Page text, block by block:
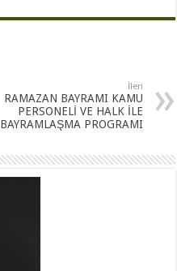
İleri
RAMAZAN BAYRAMI KAMU
PERSONELİ VE HALK İLE
BAYRAMLAŞMA PROGRAMI